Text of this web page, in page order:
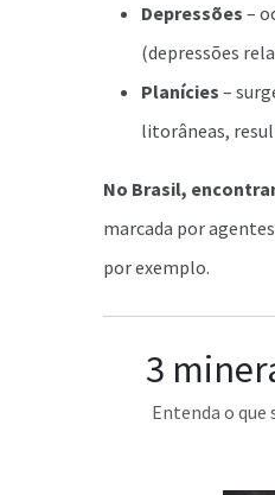
Depressões –
(depressões
Planícies –
litorâneas,
No Brasil,
marcada por
por exemplo.
3
Entenda o